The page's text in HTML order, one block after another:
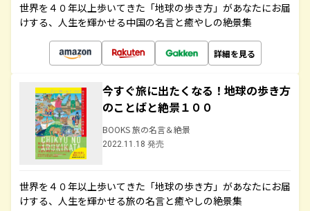
世界を４０年以上歩いてきた「地球の歩き方」があなたにお届
けする、人生を輝かせる中国の名言と癒やしの絶景集
詳細を見る
今すぐ旅に出たくなる！地球の歩き方
のことばと絶景１００
BOOKS 旅の名言＆絶景
2022.11.18 発売
世界を４０年以上歩いてきた「地球の歩き方」があなたにお届
けする、人生を輝かせる旅の名言と癒やしの絶景集